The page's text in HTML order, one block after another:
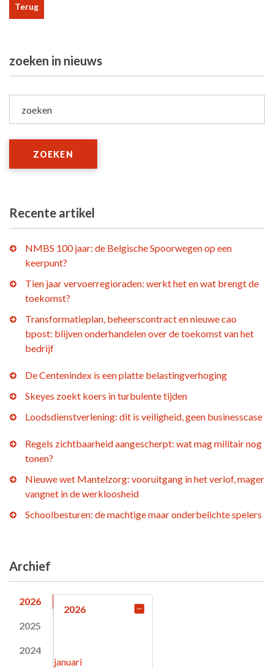
Terug
zoeken in nieuws
zoeken
ZOEKEN
Recente artikel
NMBS 100 jaar: de Belgische Spoorwegen op een
keerpunt?
Tien jaar vervoerregioraden: werkt het en wat brengt de
toekomst?
Transformatieplan, beheerscontract en nieuwe cao
bpost: blijven onderhandelen over de toekomst van het
bedrijf
De Centenindex is een platte belastingverhoging
Skeyes zoekt koers in turbulente tijden
Loodsdienstverlening: dit is veiligheid, geen businesscase
Regels zichtbaarheid aangescherpt: wat mag militair nog
tonen?
Nieuwe wet Mantelzorg: vooruitgang in het verlof, mager
vangnet in de werkloosheid
Schoolbesturen: de machtige maar onderbelichte spelers
Archief
2026
2025
2024
2026
januari